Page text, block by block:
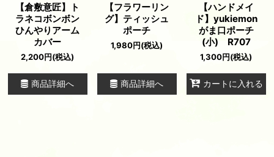
【倉敷意匠】ト
ラネコボンボン
ひんやりアーム
カバー
2,200円(税込)
商品詳細へ
【フラワーリン
グ】ティッシュ
ポーチ
1,980円(税込)
商品詳細へ
【ハンドメイ
ド】yukiemon
がま口ポーチ
(小) R707
1,300円(税込)
カートに入れる